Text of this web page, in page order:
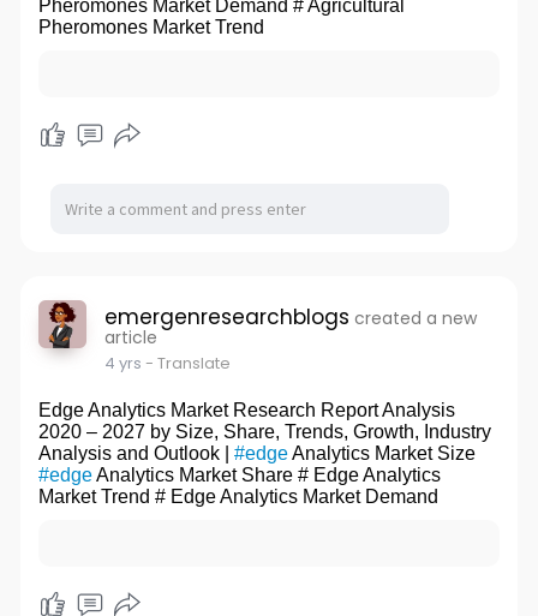
Pheromones Market Demand # Agricultural
Pheromones Market Trend
emergenresearchblogs created a new
article
4 yrs - Translate
Edge Analytics Market Research Report Analysis
2020 – 2027 by Size, Share, Trends, Growth, Industry
Analysis and Outlook | #edgeAnalytics Market Size
#edgeAnalytics Market Share # Edge Analytics
Market Trend # Edge Analytics Market Demand